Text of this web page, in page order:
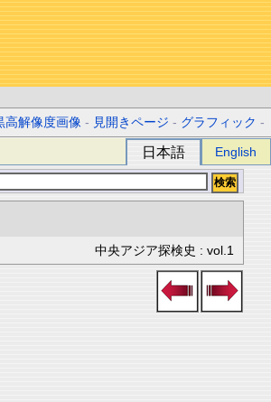
高解像度画像 - 見開きページ - グラフィック -
日本語 English
中央アジア探検史 : vol.1